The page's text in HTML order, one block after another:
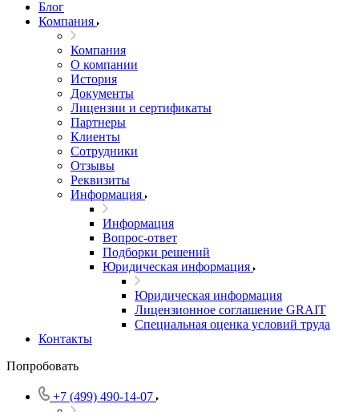
Блог
Компания
Компания
О компании
История
Документы
Лицензии и сертификаты
Партнеры
Клиенты
Сотрудники
Отзывы
Реквизиты
Информация
Информация
Вопрос-ответ
Подборки решений
Юридическая информация
Юридическая информация
Лицензионное соглашение GRAIT
Специальная оценка условий труда
Контакты
Попробовать
+7 (499) 490-14-07